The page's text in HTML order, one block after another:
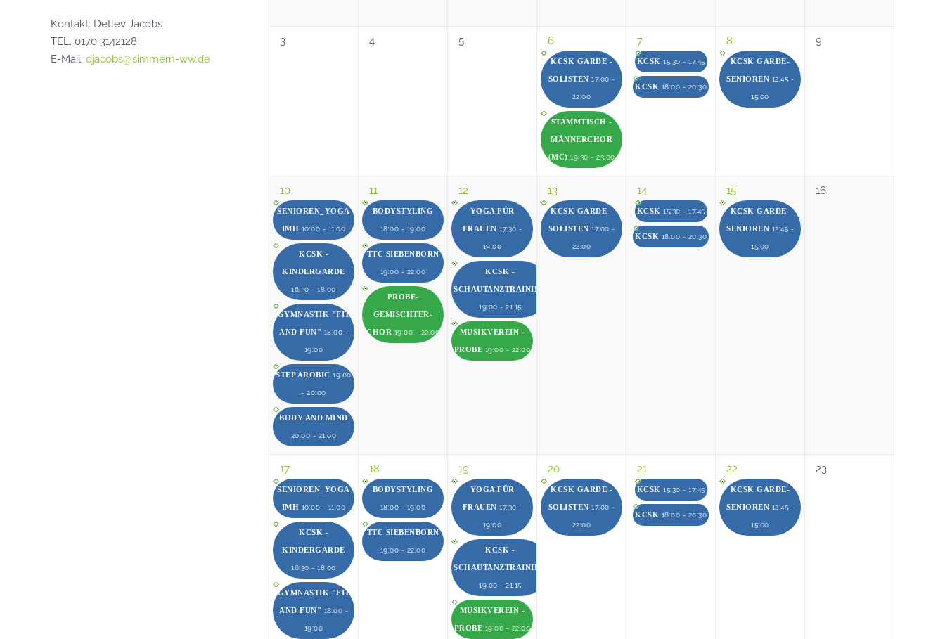
3 4 5 6
KCSK GARDE -
SOLISTEN 17:00 -
22:00
STAMMTISCH -
MÄNNERCHOR
(MC) 19:30 - 23:00
7
KCSK 15:30 - 17:45
KCSK 18:00 - 20:30
8
KCSK GARDE-
SENIOREN 12:45 -
15:00
9
10
SENIOREN_YOGA
IMH 10:00 - 11:00
KCSK -
KINDERGARDE
16:30 - 18:00
GYMNASTIK "FIT
AND FUN" 18:00 -
19:00
STEP AROBIC19:00
- 20:00
BODY AND MIND
20:00 - 21:00
11
BODYSTYLING
18:00 - 19:00
TTC SIEBENBORN
19:00 - 22:00
PROBE-
GEMISCHTER-
CHOR 19:00 - 22:00
12
YOGA FÜR
FRAUEN 17:30 -
19:00
KCSK -
SCHAUTANZTRAINING
19:00 - 21:15
MUSIKVEREIN -
PROBE 19:00 - 22:00
13
KCSK GARDE -
SOLISTEN 17:00 -
22:00
14
KCSK 15:30 - 17:45
KCSK 18:00 - 20:30
15
KCSK GARDE-
SENIOREN 12:45 -
15:00
16
17
SENIOREN_YOGA
IMH 10:00 - 11:00
KCSK -
KINDERGARDE
16:30 - 18:00
GYMNASTIK "FIT
AND FUN" 18:00 -
19:00
18
BODYSTYLING
18:00 - 19:00
TTC SIEBENBORN
19:00 - 22:00
19
YOGA FÜR
FRAUEN 17:30 -
19:00
KCSK -
SCHAUTANZTRAINING
19:00 - 21:15
MUSIKVEREIN -
PROBE 19:00 - 22:00
20
KCSK GARDE -
SOLISTEN 17:00 -
22:00
21
KCSK 15:30 - 17:45
KCSK 18:00 - 20:30
22
KCSK GARDE-
SENIOREN 12:45 -
15:00
23
Kontakt: Detlev Jacobs
TEL. 0170 3142128
E-Mail: djacobs@simmern-ww.de